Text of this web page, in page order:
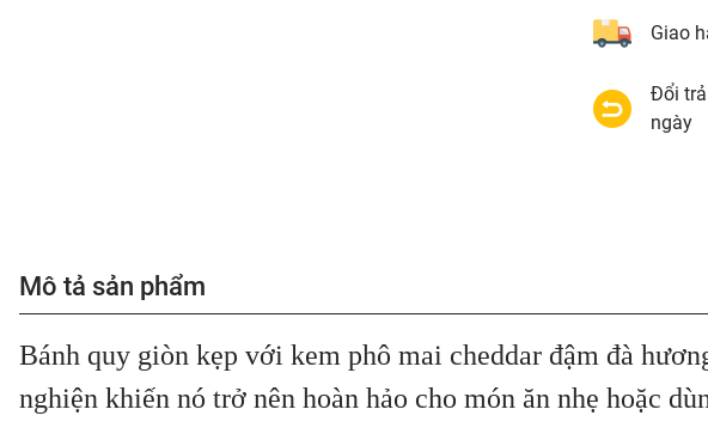
Giao
Đổi
ngày
Mô tả sản phẩm
Bánh quy giòn kẹp với kem phô mai cheddar đậm đà
nghiện khiến nó trở nên hoàn hảo cho món ăn nhẹ hoặc